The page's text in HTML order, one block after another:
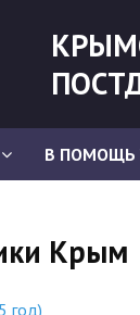
В ПОМОЩЬ
Крым
год)